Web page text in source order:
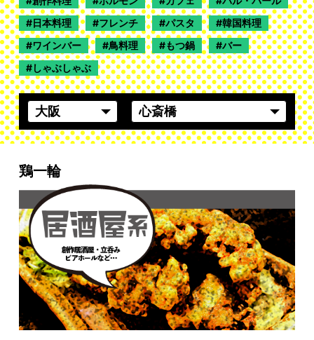
日本料理
フレンチ パスタ
韓国料理
ワインバー
鳥料理 もつ鍋
バー
しゃぶしゃぶ
鶏一輪